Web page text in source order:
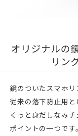
オリジナルの
リン
鏡のついたスマホリ
従来の落下防止用
くっと身だしなみ
ポイントの一つで